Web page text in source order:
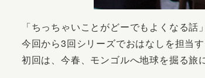
「ちっちゃいことがどーでもよくなる
今回から3回シリーズでおはなしを担当
初回は、今春、モンゴルへ地球を掘る旅